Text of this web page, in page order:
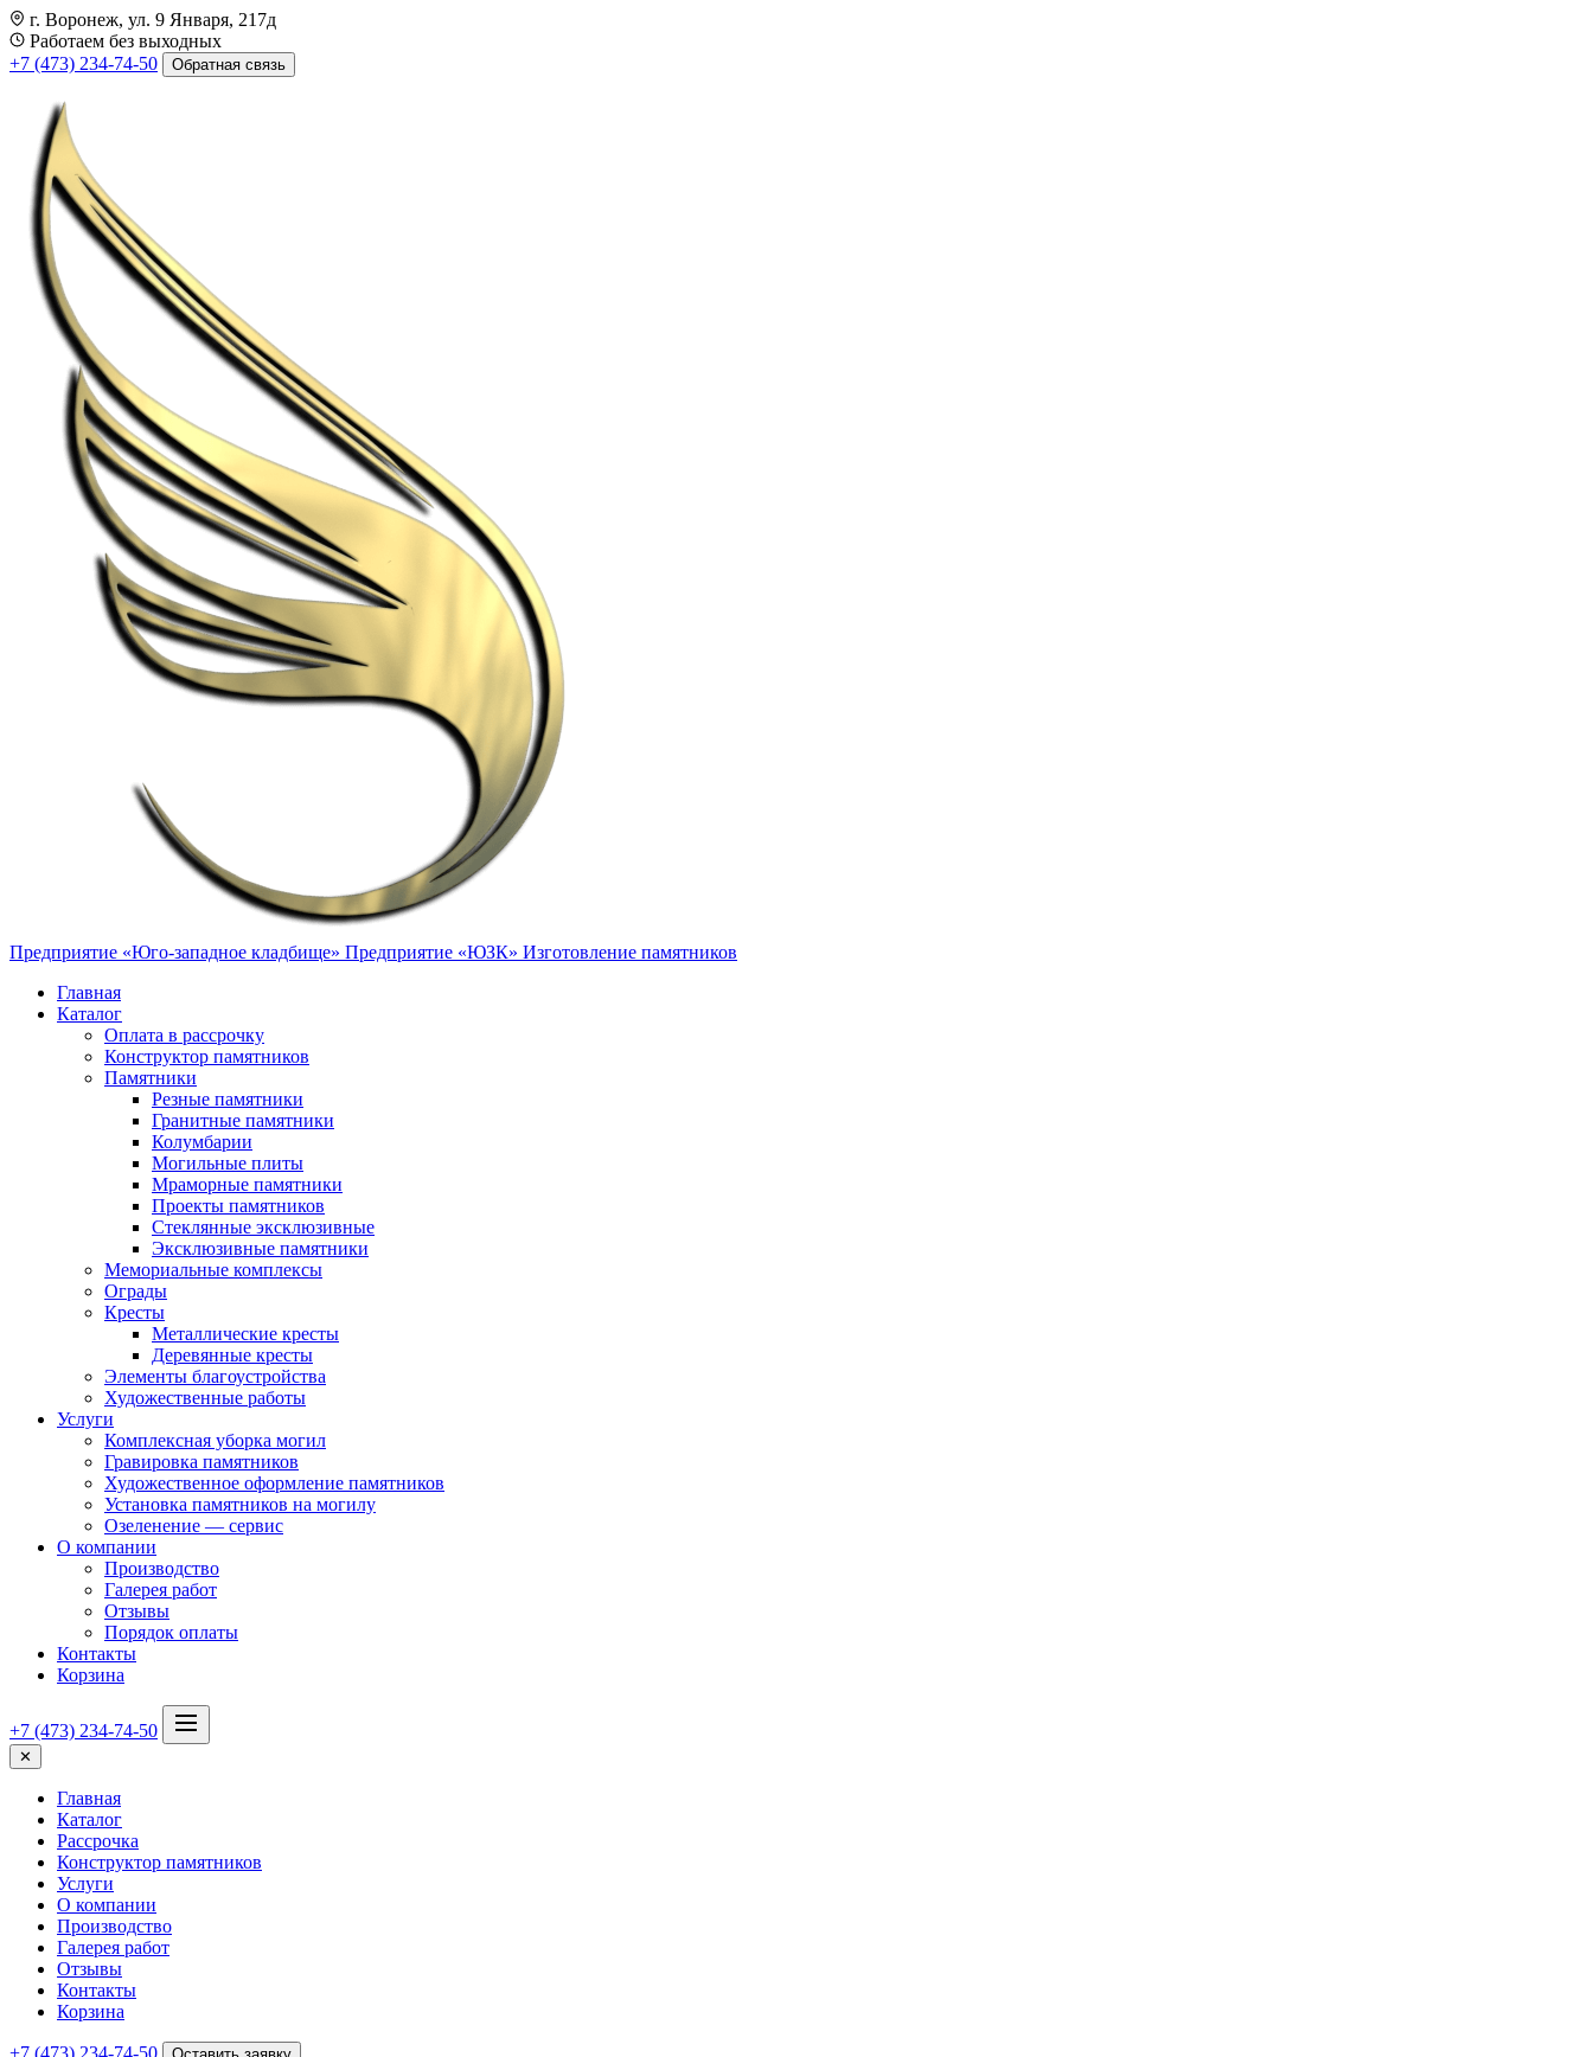
г. Воронеж, ул. 9 Января, 217д
Работаем без выходных
+7 (473) 234-74-50
Обратная связь
Предприятие «Юго-западное кладбище» Предприятие «ЮЗК» Изготовление памятников
Главная
Каталог
Оплата в рассрочку
Конструктор памятников
Памятники
Резные памятники
Гранитные памятники
Колумбарии
Могильные плиты
Мраморные памятники
Проекты памятников
Стеклянные эксклюзивные
Эксклюзивные памятники
Мемориальные комплексы
Ограды
Кресты
Металлические кресты
Деревянные кресты
Элементы благоустройства
Художественные работы
Услуги
Комплексная уборка могил
Гравировка памятников
Художественное оформление памятников
Установка памятников на могилу
Озеленение — сервис
О компании
Производство
Галерея работ
Отзывы
Порядок оплаты
Контакты
Корзина
+7 (473) 234-74-50
✕
Главная
Каталог
Рассрочка
Конструктор памятников
Услуги
О компании
Производство
Галерея работ
Отзывы
Контакты
Корзина
+7 (473) 234-74-50